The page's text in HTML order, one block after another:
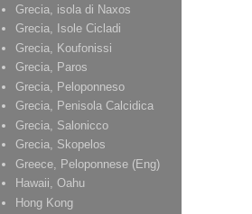
Grecia, isola di Naxos
Grecia, Isole Cicladi
Grecia, Koufonissi
Grecia, Paros
Grecia, Peloponneso
Grecia, Penisola Calcidica
Grecia, Salonicco
Grecia, Skopelos
Greece, Peloponnese (Eng)
Hawaii, Oahu
Hong Kong